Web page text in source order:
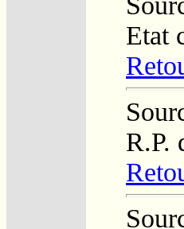
Etat
R.P.